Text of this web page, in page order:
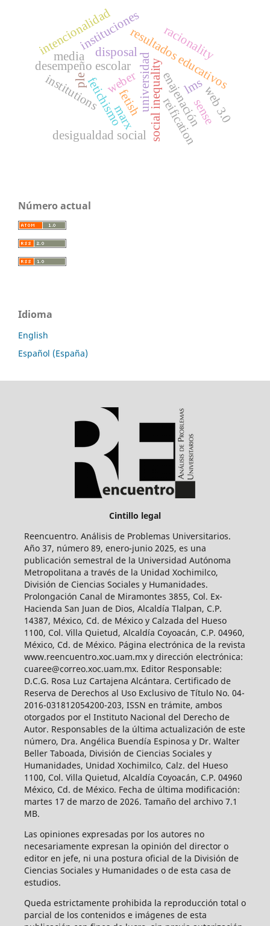
universidad
fetichismo
resultados educativos
desempeño escolar social inequality
desigualdad social
racionality
weber
institutions
instituciones
fetish
disposal
reification
enajenación
marx
media
ple lmsweb 3.0
sense
intencionalidad
Número actual
Idioma
English
Español (España)
Cintillo legal
Reencuentro. Análisis de Problemas Universitarios.
Año 37, número 89, enero-junio 2025, es una
publicación semestral de la Universidad Autónoma
Metropolitana a través de la Unidad Xochimilco,
División de Ciencias Sociales y Humanidades.
Prolongación Canal de Miramontes 3855, Col. Ex-
Hacienda San Juan de Dios, Alcaldía Tlalpan, C.P.
14387, México, Cd. de México y Calzada del Hueso
1100, Col. Villa Quietud, Alcaldía Coyoacán, C.P. 04960,
México, Cd. de México. Página electrónica de la revista
www.reencuentro.xoc.uam.mx y dirección electrónica:
cuaree@correo.xoc.uam.mx. Editor Responsable:
D.C.G. Rosa Luz Cartajena Alcántara. Certificado de
Reserva de Derechos al Uso Exclusivo de Título No. 04-
2016-031812054200-203, ISSN en trámite, ambos
otorgados por el Instituto Nacional del Derecho de
Autor. Responsables de la última actualización de este
número, Dra. Angélica Buendía Espinosa y Dr. Walter
Beller Taboada, División de Ciencias Sociales y
Humanidades, Unidad Xochimilco, Calz. del Hueso
1100, Col. Villa Quietud, Alcaldía Coyoacán, C.P. 04960
México, Cd. de México. Fecha de última modificación:
martes 17 de marzo de 2026. Tamaño del archivo 7.1
MB.
Las opiniones expresadas por los autores no
necesariamente expresan la opinión del director o
editor en jefe, ni una postura oficial de la División de
Ciencias Sociales y Humanidades o de esta casa de
estudios.
Queda estrictamente prohibida la reproducción total o
parcial de los contenidos e imágenes de esta